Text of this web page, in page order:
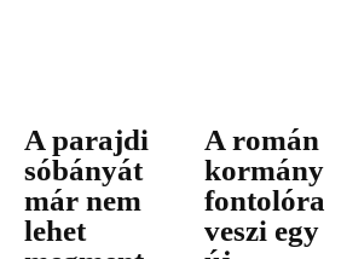
A parajdi
sóbányát
már nem
lehet
A román
kormány
fontolóra
veszi egy